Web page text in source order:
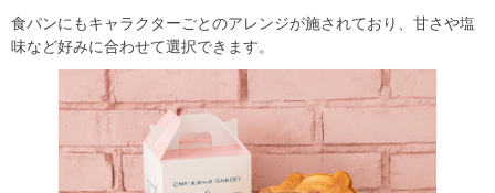
食パンにもキャラクターごとのアレンジが施されており、甘さや塩
味など好みに合わせて選択できます。